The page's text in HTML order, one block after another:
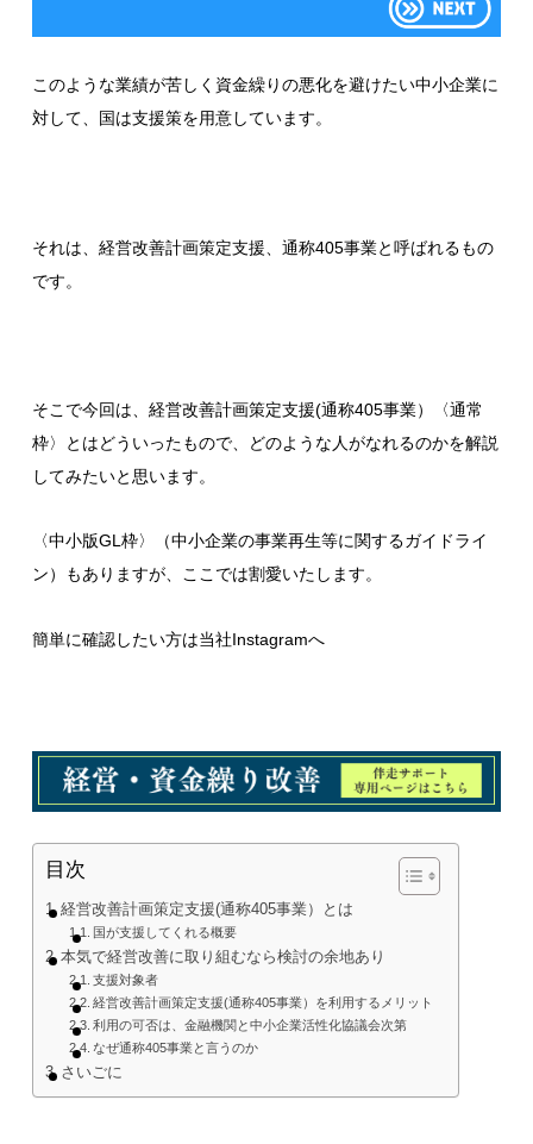
このような業績が苦しく資金繰りの悪化を避けたい中小企業に
対して、国は支援策を用意しています。
それは、 経営改善計画策定支援、通称405事業と呼ばれるもの
です。
そこで今回は、経営改善計画策定支援(通称405事業）〈通常
枠〉とはどういったもので、どのような人がなれるのかを解説
してみたいと思います。
〈中小版GL枠〉（中小企業の事業再生等に関するガイドライ
ン）もありますが、ここでは割愛いたします。
簡単に確認したい方は当社Instagramへ
目次
経営改善計画策定支援(通称405事業）とは
国が支援してくれる概要
本気で経営改善に取り組むなら検討の余地あり
支援対象者
経営改善計画策定支援(通称405事業）を利用するメリット
利用の可否は、金融機関と中小企業活性化協議会次第
なぜ通称405事業と言うのか
さいごに